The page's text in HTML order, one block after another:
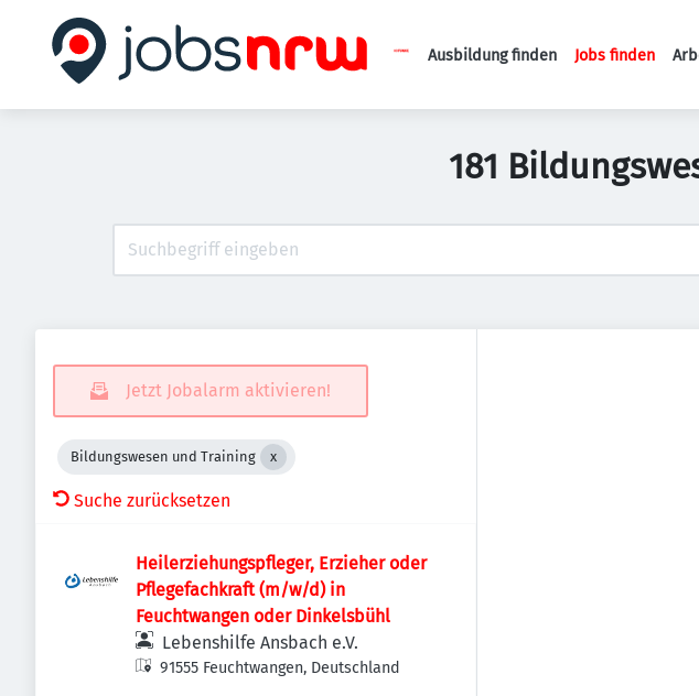
Ausbildung finden Jobs finden
181
Jetzt Jobalarm aktivieren!
Bildungswesen und Training
Suche zurücksetzen
Heilerziehungspfleger, Erzieher oder
Pflegefachkraft (m/w/d) in
Feuchtwangen oder Dinkelsbühl
Lebenshilfe Ansbach e.V.
91555 Feuchtwangen, Deutschland